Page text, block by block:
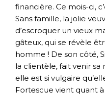
financière. Ce mois-ci,
Sans famille, la jolie
d’escroquer un vieux
gâteux, qui se révèle
homme ! De son côté,
la clientèle, fait venir
elle est si vulgaire
Fortescue vient quant à